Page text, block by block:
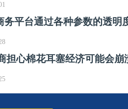
务平台通过各种参数的透明
担心棉花耳塞经济可能会崩